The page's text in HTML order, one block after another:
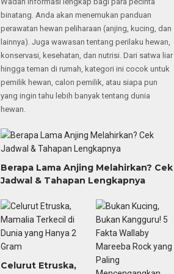
binatang. Anda akan menemukan panduan
perawatan hewan peliharaan (anjing, kucing, dan
lainnya). Juga wawasan tentang perilaku hewan,
konservasi, kesehatan, dan nutrisi. Dari satwa liar
hingga teman di rumah, kategori ini cocok untuk
pemilik hewan, calon pemilik, atau siapa pun
yang ingin tahu lebih banyak tentang dunia
hewan.
Berapa Lama Anjing Melahirkan? Cek
Jadwal & Tahapan Lengkapnya
Celurut Etruska,